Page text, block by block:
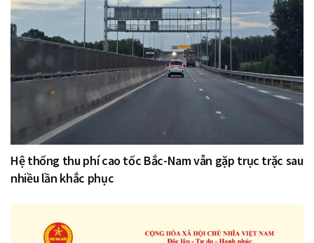
Hệ thống thu phí cao tốc Bắc-Nam vẫn gặp trục trặc sau
nhiều lần khắc phục